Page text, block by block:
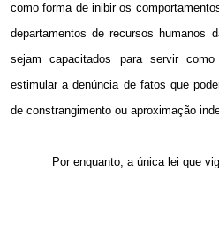
como forma de inibir os
departamentos de recursos humanos
sejam capacitados para servir
estimular a denúncia de fatos que
de constrangimento ou aproximação
Por enquanto, a única lei que